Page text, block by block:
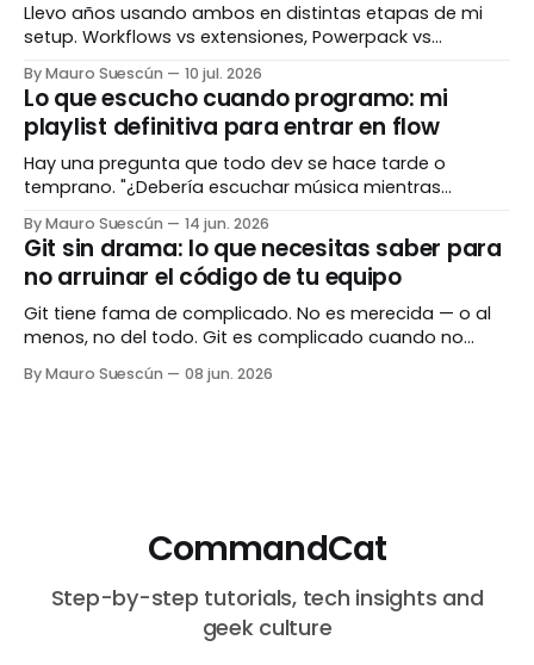
Llevo años usando ambos en distintas etapas de mi
setup. Workflows vs extensiones, Powerpack vs
suscripción, veterano vs nuevo con hype. Te cuento
cuál gana según tu flujo de trabajo real — sin vender
humo.
By Mauro Suescún 10 jul. 2026
Lo que escucho cuando programo: mi
playlist definitiva para entrar en flow
Hay una pregunta que todo dev se hace tarde o
temprano. "¿Debería escuchar música mientras
haciendo y qué estás escuchando. La respuesta larga
es este post. Llevo años experimentando con música,
ruido, silencio y todo lo que existe en el
By Mauro Suescún 14 jun. 2026
Git sin drama: lo que necesitas saber para
no arruinar el código de tu equipo
Git tiene fama de complicado. No es merecida — o al
menos, no del todo. Git es complicado cuando no
entiendes qué está haciendo. Cuando lo entiendes, la
mayoría de los comandos tienen un sentido lógico tan
By Mauro Suescún 08 jun. 2026
CommandCat
Step-by-step tutorials, tech insights and
geek culture